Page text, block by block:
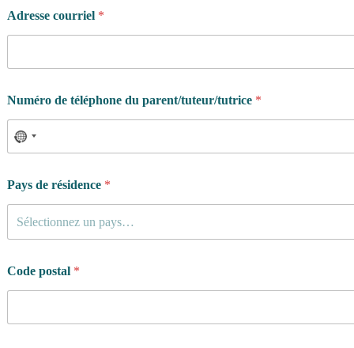
Adresse courriel *
o
d
x
e
d
r
e
Numéro de téléphone du parent/tuteur/tutrice *
Pays de résidence *
Sélectionnez un pays…
Code postal *